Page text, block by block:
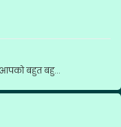
बहुत बहु...